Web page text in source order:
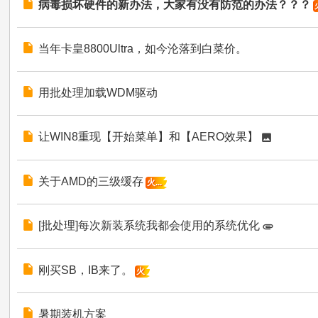
病毒损坏硬件的新办法，大家有没有防范的办法？？？
当年卡皇8800Ultra，如今沦落到白菜价。
用批处理加载WDM驱动
让WIN8重现【开始菜单】和【AERO效果】
关于AMD的三级缓存 火...
[批处理]每次新装系统我都会使用的系统优化
刚买SB，IB来了。 火
暑期装机方案